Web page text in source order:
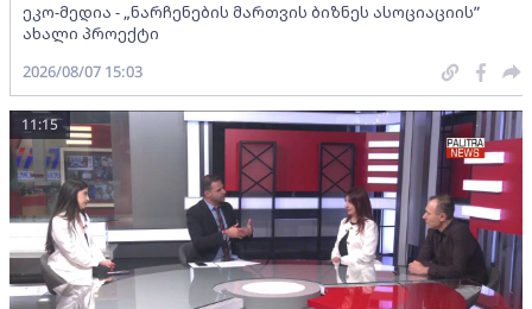
ეკო-მედია - „ნარჩენების მართვის ბიზნეს ასოციაციის”
ახალი პროექტი
2026/08/07 15:03
11:15